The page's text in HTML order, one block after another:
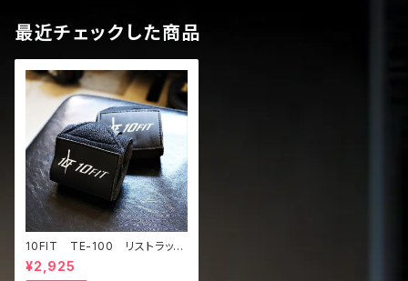
最近チェックした商品
10FIT TE-100 リストラッ
プ トレーニング 筋トレ サ
ポーター 黒 wrist wrap
¥2,925